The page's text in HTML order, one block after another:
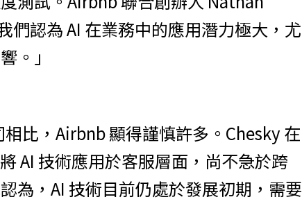
們認為 AI 在業務中的應用潛力極大，尤
。」
比，Airbnb 顯得謹慎許多。Chesky 在
AI 技術應用於客服層面，尚不急於跨
為，AI 技術目前仍處於發展初期，需要